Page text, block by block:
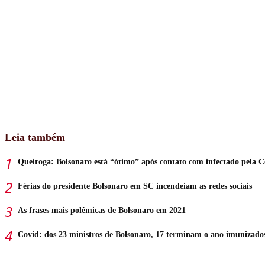
Leia também
Queiroga: Bolsonaro está “ótimo” após contato com infectado pela
Férias do presidente Bolsonaro em SC incendeiam as redes sociais
As frases mais polêmicas de Bolsonaro em 2021
Covid: dos 23 ministros de Bolsonaro, 17 terminam o ano